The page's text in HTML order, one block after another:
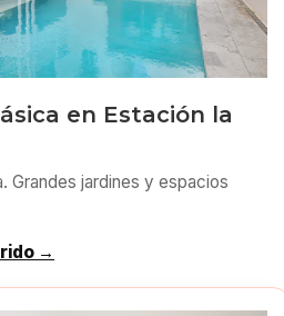
en Estación la
Grandes jardines y espacios
→